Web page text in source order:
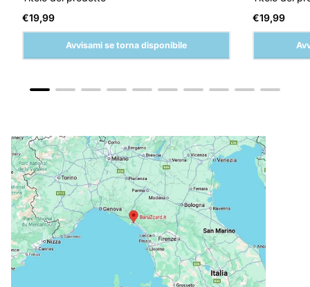
Prezzo
normale
€19,99
Avvisami se torna disponibile
Prezzo
normale
€19,99